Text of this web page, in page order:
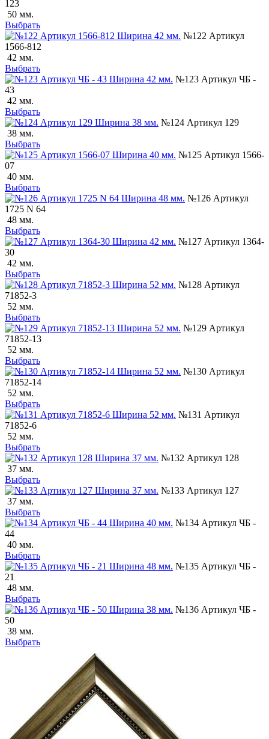
123
50 мм.
Выбрать
№122 Артикул
1566-812
42 мм.
Выбрать
№123 Артикул ЧБ -
43
42 мм.
Выбрать
№124 Артикул 129
38 мм.
Выбрать
№125 Артикул 1566-
07
40 мм.
Выбрать
№126 Артикул
1725 N 64
48 мм.
Выбрать
№127 Артикул 1364-
30
42 мм.
Выбрать
№128 Артикул
71852-3
52 мм.
Выбрать
№129 Артикул
71852-13
52 мм.
Выбрать
№130 Артикул
71852-14
52 мм.
Выбрать
№131 Артикул
71852-6
52 мм.
Выбрать
№132 Артикул 128
37 мм.
Выбрать
№133 Артикул 127
37 мм.
Выбрать
№134 Артикул ЧБ -
44
40 мм.
Выбрать
№135 Артикул ЧБ -
21
48 мм.
Выбрать
№136 Артикул ЧБ -
50
38 мм.
Выбрать